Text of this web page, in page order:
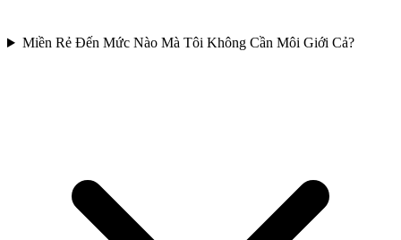
Miền Rẻ Đến Mức Nào Mà Tôi Không Cần Môi Giới Cả?